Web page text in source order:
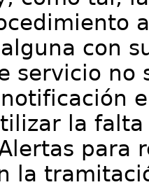
con
servicio no
la
para
la